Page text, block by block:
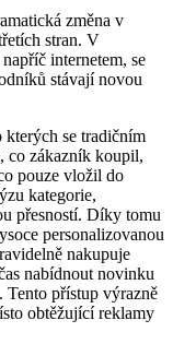
změna v
stran. V
internetem, se
stávají novou
kterých se tradičním
co zákazník koupil,
pouze vložil do
kategorie,
přesností. Díky tomu
personalizovanou
nakupuje
nabídnout novinku
Tento přístup výrazně
obtěžující reklamy